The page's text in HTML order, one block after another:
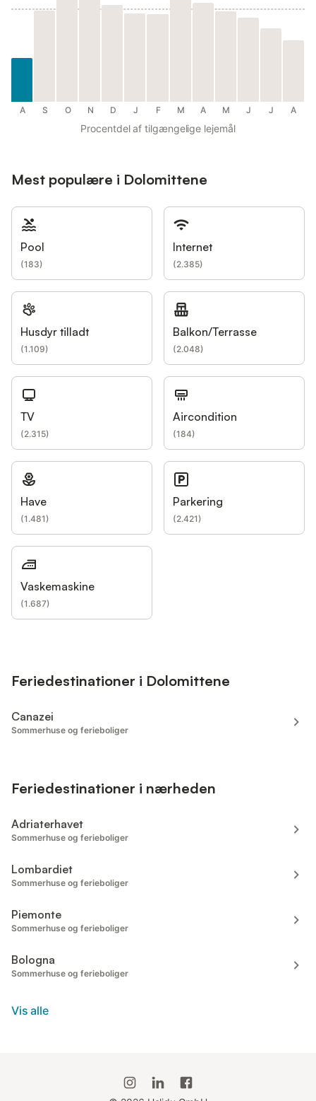
A S O N D J F M A M J J A
Procentdel af tilgængelige lejemål
Mest populære i Dolomittene
Pool
(183)
Internet
(2.385)
Husdyr tilladt
(1.109)
Balkon/Terrasse
(2.048)
TV
(2.315)
Aircondition
(184)
Have
(1.481)
Parkering
(2.421)
Vaskemaskine
(1.687)
Feriedestinationer i Dolomittene
Canazei
Sommerhuse og ferieboliger
Feriedestinationer i nærheden
Adriaterhavet
Sommerhuse og ferieboliger
Lombardiet
Sommerhuse og ferieboliger
Piemonte
Sommerhuse og ferieboliger
Bologna
Sommerhuse og ferieboliger
Vis alle